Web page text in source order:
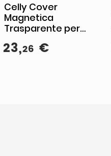
Celly Cover
Magnetica
Trasparente per
iPhone Air
23,26 €